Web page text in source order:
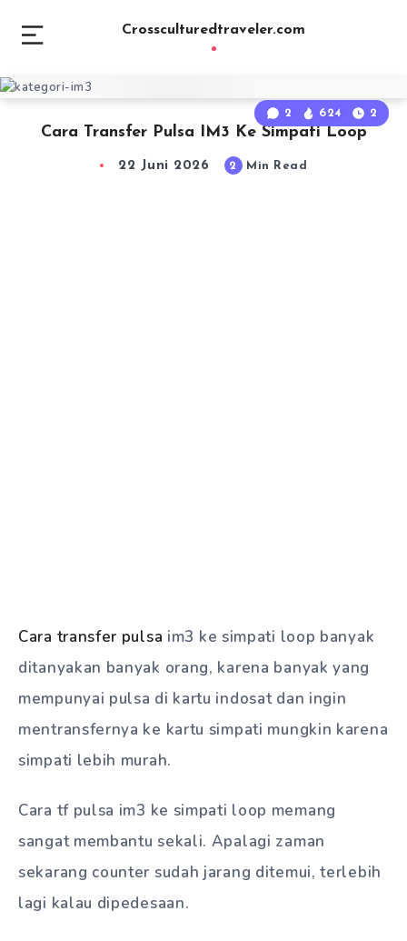
Crossculturedtraveler.com
Cara Transfer Pulsa IM3 Ke Simpati Loop
2 624 2
22 Juni 2026 2 Min Read
Cara transfer pulsa im3 ke simpati loop banyak
ditanyakan banyak orang, karena banyak yang
mempunyai pulsa di kartu indosat dan ingin
mentransfernya ke kartu simpati mungkin karena
simpati lebih murah.
Cara tf pulsa im3 ke simpati loop memang
sangat membantu sekali. Apalagi zaman
sekarang counter sudah jarang ditemui, terlebih
lagi kalau dipedesaan.